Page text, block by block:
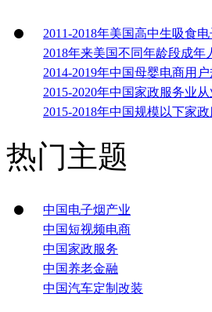
2011-2018年美国高中生吸食
2018年来美国不同年龄段成
2014-2019年中国母婴电商用
2015-2020年中国家政服务业
2015-2018年中国规模以下家
热门主题
中国电子烟产业
中国短视频电商
中国家政服务
中国养老金融
中国汽车定制改装